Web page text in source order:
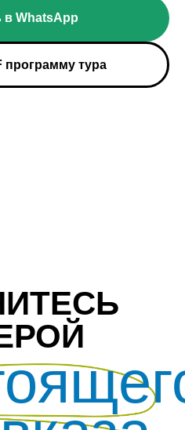
в WhatsApp
программу тура